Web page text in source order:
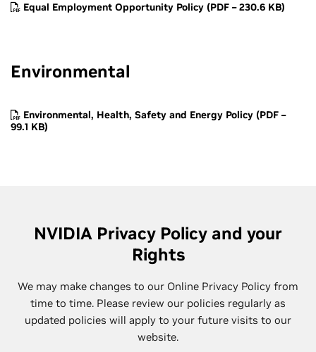
Equal Employment Opportunity Policy (PDF – 230.6 KB)
Environmental
Environmental, Health, Safety and Energy Policy (PDF –
99.1 KB)
NVIDIA Privacy Policy and your
Rights
We may make changes to our Online Privacy Policy from
time to time. Please review our policies regularly as
updated policies will apply to your future visits to our
website.